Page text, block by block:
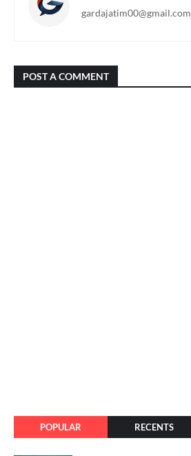
gardajatim00@gmail.com
POST A COMMENT
POPULAR RECENTS